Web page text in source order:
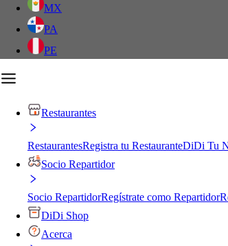
MX
PA
PE
Restaurantes
RestaurantesRegistra tu RestauranteDiDi Tu
Socio Repartidor
Socio RepartidorRegístrate como Repartidor
DiDi Shop
Acerca